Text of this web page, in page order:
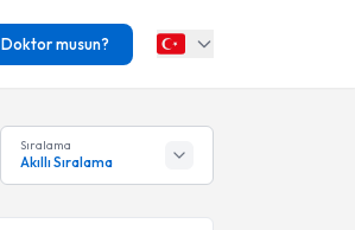
Doktor musun?
Sıralama
Akıllı Sıralama